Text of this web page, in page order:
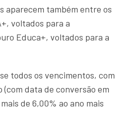
aparecem também entre os
voltados para a
Educa+, voltados para a
todos os vencimentos, com
data de conversão em
de 6,00% ao ano mais